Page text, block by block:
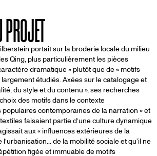
portait sur la broderie locale du milieu
Qing, plus particulièrement les pièces
dramatique » plutôt que de « motifs
étudiés. Axées sur le catalogage et
du style et du contenu », ses recherches
des motifs dans le contexte
contemporaines de la narration » et
faisaient partie d’une culture dynamique
aux « influences extérieures de la
de la mobilité sociale et qu'il ne
figée et immuable de motifs